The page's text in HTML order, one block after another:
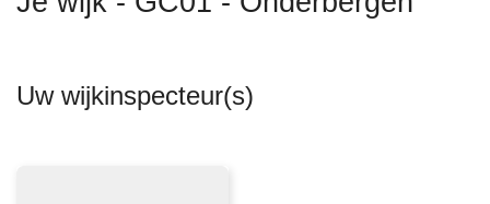
Uw wijkinspecteur(s)